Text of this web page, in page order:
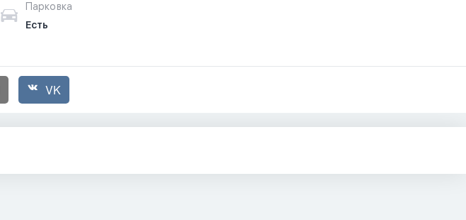
Парковка
Есть
VK